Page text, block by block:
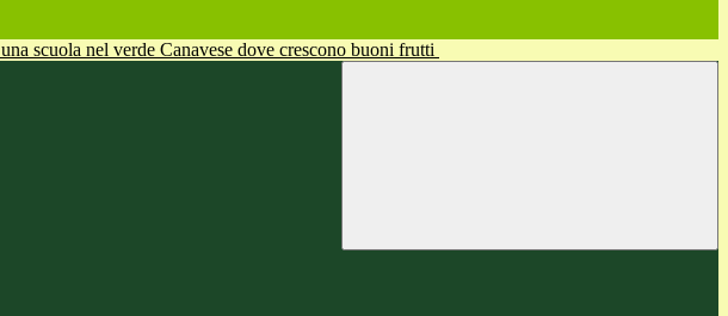
una scuola nel verde Canavese dove crescono buoni frutti